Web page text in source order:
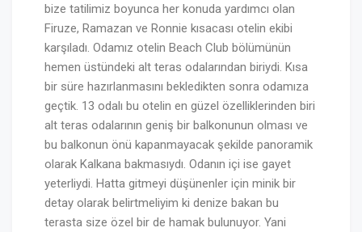
bize tatilimiz boyunca her konuda yardımcı olan
Firuze, Ramazan ve Ronnie kısacası otelin ekibi
karşıladı. Odamız otelin Beach Club bölümünün
hemen üstündeki alt teras odalarından biriydi. Kısa
bir süre hazırlanmasını bekledikten sonra odamıza
geçtik. 13 odalı bu otelin en güzel özelliklerinden biri
alt teras odalarının geniş bir balkonunun olması ve
bu balkonun önü kapanmayacak şekilde panoramik
olarak Kalkana bakmasıydı. Odanın içi ise gayet
yeterliydi. Hatta gitmeyi düşünenler için minik bir
detay olarak belirtmeliyim ki denize bakan bu
terasta size özel bir de hamak bulunuyor. Yani